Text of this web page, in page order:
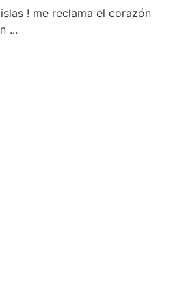
! me reclama el corazón
...